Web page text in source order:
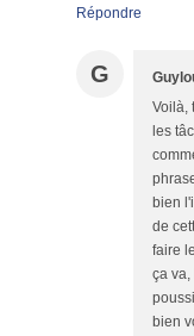
Répondre
G
Voilà,
les
bien
de
faire
ça
bien